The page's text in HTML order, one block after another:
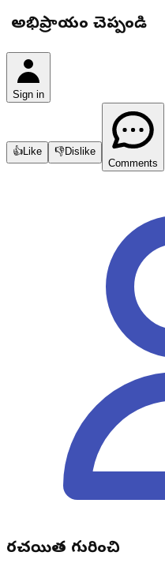
మీ అభిప్రాయం చెప్పండి
Sign in
👍Like 👎Dislike
Comments
రచయిత గురించి